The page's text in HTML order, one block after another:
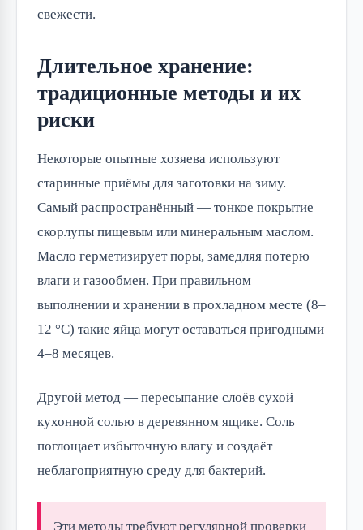
свежести.
Длительное хранение:
традиционные методы и их
риски
Некоторые опытные хозяева используют
старинные приёмы для заготовки на зиму.
Самый распространённый — тонкое покрытие
скорлупы пищевым или минеральным маслом.
Масло герметизирует поры, замедляя потерю
влаги и газообмен. При правильном
выполнении и хранении в прохладном месте (8–
12 °C) такие яйца могут оставаться пригодными
4–8 месяцев.
Другой метод — пересыпание слоёв сухой
кухонной солью в деревянном ящике. Соль
поглощает избыточную влагу и создаёт
неблагоприятную среду для бактерий.
Эти методы требуют регулярной проверки